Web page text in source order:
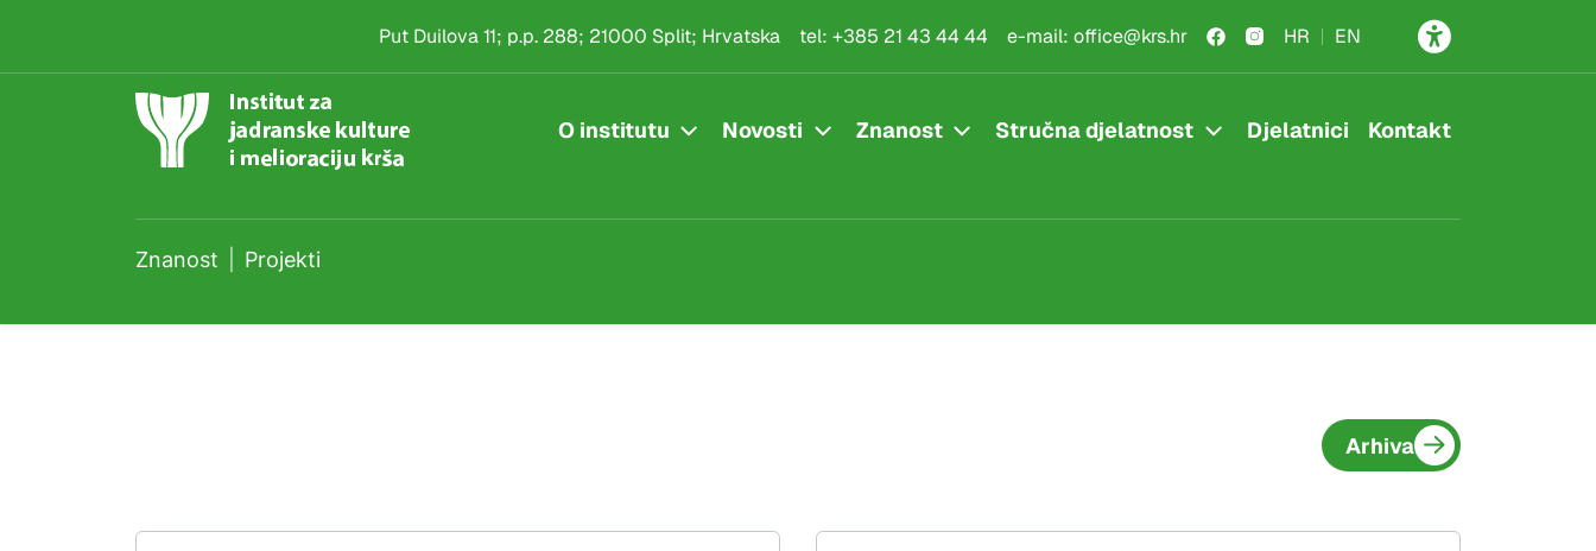
Put Duilova 11; p.p. 288; 21000 Split; Hrvatska tel: +385 21 43 44 44 e-mail: office@krs.hr HR EN
O institutu Novosti Znanost Stručna djelatnost Djelatnici Kontakt
Znanost Projekti
Arhiva